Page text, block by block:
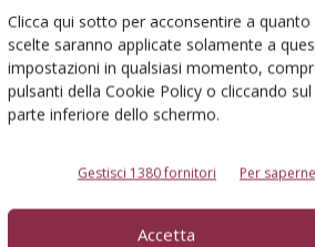
Clicca qui sotto per acconsentire a
scelte saranno applicate solamente a
impostazioni in qualsiasi momento,
pulsanti della Cookie Policy o cliccando
parte inferiore dello schermo.
Gestisci 1380 fornitori Per
Accetta
arance